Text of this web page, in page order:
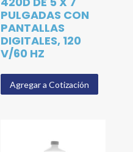
PULGADAS CON
PANTALLAS
DIGITALES, 120
V/60 HZ
Agregar a Cotización